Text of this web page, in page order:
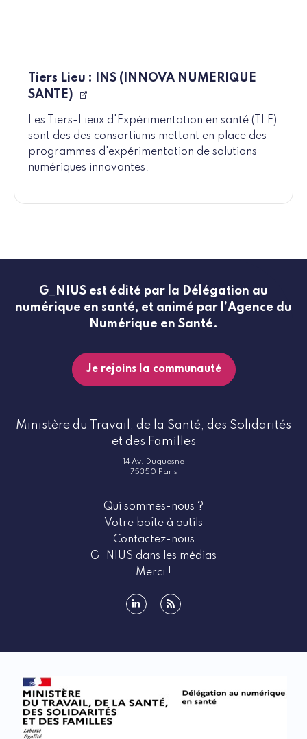
Tiers Lieu : INS (INNOVA NUMERIQUE
SANTE)
Les Tiers-Lieux d'Expérimentation en santé (TLE)
sont des des consortiums mettant en place des
programmes d'expérimentation de solutions
numériques innovantes.
G_NIUS est édité par la Délégation au
numérique en santé, et animé par l’Agence du
Numérique en Santé.
Je rejoins la communauté
Ministère du Travail, de la Santé, des Solidarités
et des Familles
14 Av. Duquesne
75350 Paris
Qui sommes-nous ?
Votre boîte à outils
Contactez-nous
G_NIUS dans les médias
Merci !